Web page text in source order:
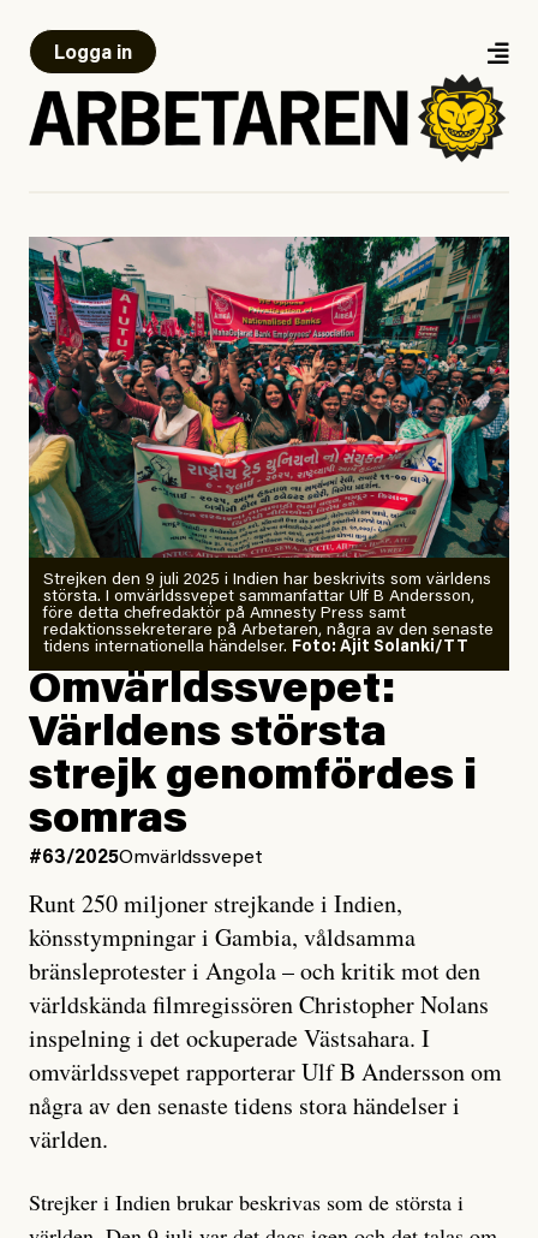
Logga in
Strejken den 9 juli 2025 i Indien har beskrivits som världens
största. I omvärldssvepet sammanfattar Ulf B Andersson,
före detta chefredaktör på Amnesty Press samt
redaktionssekreterare på Arbetaren, några av den senaste
tidens internationella händelser. Foto: Ajit Solanki/TT
Omvärldssvepet:
Världens största
strejk genomfördes i
somras
#63/2025Omvärldssvepet
Runt 250 miljoner strejkande i Indien,
könsstympningar i Gambia, våldsamma
bränsleprotester i Angola – och kritik mot den
världskända filmregissören Christopher Nolans
inspelning i det ockuperade Västsahara. I
omvärldssvepet rapporterar Ulf B Andersson om
några av den senaste tidens stora händelser i
världen.
Strejker i Indien brukar beskrivas som de största i